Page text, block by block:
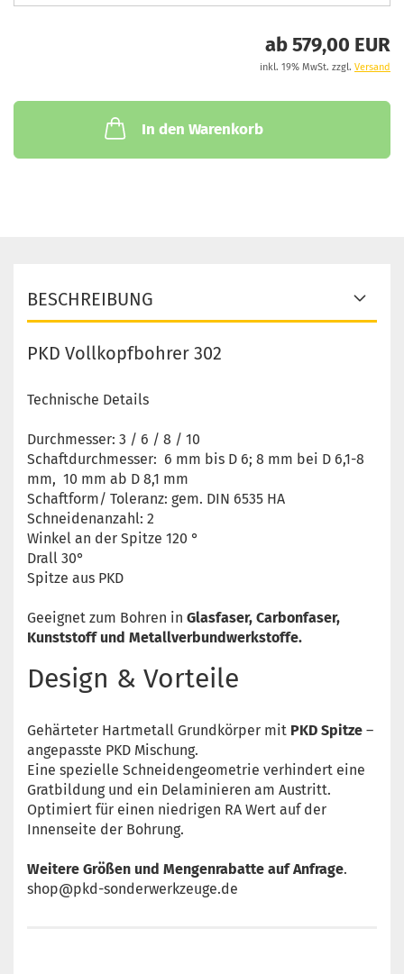
ab 579,00 EUR
inkl. 19% MwSt. zzgl. Versand
In den Warenkorb
BESCHREIBUNG
PKD Vollkopfbohrer 302
Technische Details
Durchmesser: 3 / 6 / 8 / 10
Schaftdurchmesser: 6 mm bis D 6; 8 mm bei D 6,1-8
mm, 10 mm ab D 8,1 mm
Schaftform/ Toleranz: gem. DIN 6535 HA
Schneidenanzahl: 2
Winkel an der Spitze 120 °
Drall 30°
Spitze aus PKD
Geeignet zum Bohren in Glasfaser, Carbonfaser,
Kunststoff und Metallverbundwerkstoffe.
Design & Vorteile
Gehärteter Hartmetall Grundkörper mit PKD Spitze –
angepasste PKD Mischung.
Eine spezielle Schneidengeometrie verhindert eine
Gratbildung und ein Delaminieren am Austritt.
Optimiert für einen niedrigen RA Wert auf der
Innenseite der Bohrung.
Weitere Größen und Mengenrabatte auf Anfrage.
shop@pkd-sonderwerkzeuge.de